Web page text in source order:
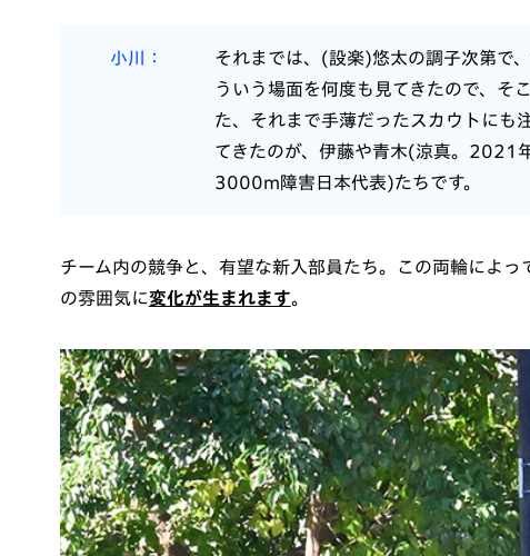
小川
それまでは、(設楽)悠太の調子次第で
ういう場面を何度も見てきたので、そ
た、それまで手薄だったスカウトにも
てきたのが、伊藤や青木(涼真。2021
3000m障害日本代表)たちです。
チーム内の競争と、有望な新入部員たち。この両輪によ
の雰囲気に変化が生まれます。